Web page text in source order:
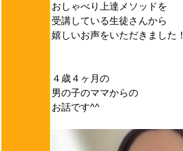
おしゃべり上達メソッドを
受講している生徒さんから
嬉しいお声をいただきました！
４歳４ヶ月の
男の子のママからの
お話です^^